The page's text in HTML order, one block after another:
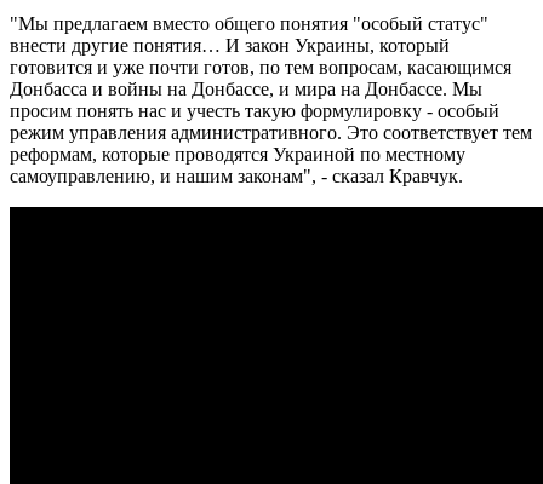
"Мы предлагаем вместо общего понятия "особый статус"
внести другие понятия… И закон Украины, который
готовится и уже почти готов, по тем вопросам, касающимся
Донбасса и войны на Донбассе, и мира на Донбассе. Мы
просим понять нас и учесть такую формулировку - особый
режим управления административного. Это соответствует тем
реформам, которые проводятся Украиной по местному
самоуправлению, и нашим законам", - сказал Кравчук.